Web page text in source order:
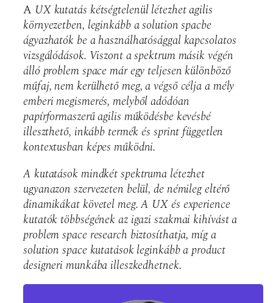
A UX kutatás kétségtelenül létezhet agilis
környezetben, leginkább a solution spacbe
ágyazhatók be a használhatósággal kapcsolatos
vizsgálódások. Viszont a spektrum másik végén
álló problem space már egy teljesen különböző
műfaj, nem kerülhető meg, a végső célja a mély
emberi megismerés, melyből adódóan
papírformaszerű agilis működésbe kevésbé
illeszthető, inkább termék és sprint független
kontextusban képes működni.
A kutatások mindkét spektruma létezhet
ugyanazon szervezeten belül, de némileg eltérő
dinamikákat követel meg. A UX és experience
kutatók többségének az igazi szakmai kihívást a
problem space research biztosíthatja, míg a
solution space kutatások leginkább a product
designeri munkába illeszkedhetnek.